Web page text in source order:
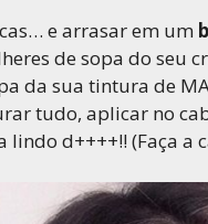
e arrasar em um
de sopa do seu
da sua tintura de
tudo, aplicar no
lindo d++++!! (Faça a